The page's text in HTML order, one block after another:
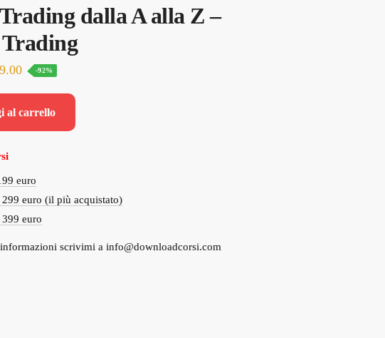
dalla A alla Z –
Il
attuale
è:
-92%
al carrello
euro
299 euro (il più acquistato)
euro
scrivimi a info@downloadcorsi.com